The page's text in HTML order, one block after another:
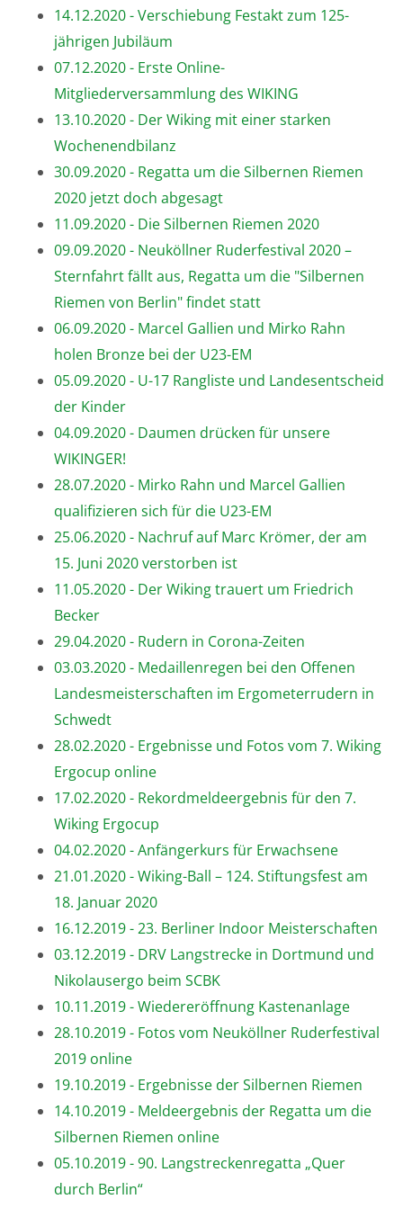
14.12.2020 - Verschiebung Festakt zum 125-
jährigen Jubiläum
07.12.2020 - Erste Online-
Mitgliederversammlung des WIKING
13.10.2020 - Der Wiking mit einer starken
Wochenendbilanz
30.09.2020 - Regatta um die Silbernen Riemen
2020 jetzt doch abgesagt
11.09.2020 - Die Silbernen Riemen 2020
09.09.2020 - Neuköllner Ruderfestival 2020 –
Sternfahrt fällt aus, Regatta um die "Silbernen
Riemen von Berlin" findet statt
06.09.2020 - Marcel Gallien und Mirko Rahn
holen Bronze bei der U23-EM
05.09.2020 - U-17 Rangliste und Landesentscheid
der Kinder
04.09.2020 - Daumen drücken für unsere
WIKINGER!
28.07.2020 - Mirko Rahn und Marcel Gallien
qualifizieren sich für die U23-EM
25.06.2020 - Nachruf auf Marc Krömer, der am
15. Juni 2020 verstorben ist
11.05.2020 - Der Wiking trauert um Friedrich
Becker
29.04.2020 - Rudern in Corona-Zeiten
03.03.2020 - Medaillenregen bei den Offenen
Landesmeisterschaften im Ergometerrudern in
Schwedt
28.02.2020 - Ergebnisse und Fotos vom 7. Wiking
Ergocup online
17.02.2020 - Rekordmeldeergebnis für den 7.
Wiking Ergocup
04.02.2020 - Anfängerkurs für Erwachsene
21.01.2020 - Wiking-Ball – 124. Stiftungsfest am
18. Januar 2020
16.12.2019 - 23. Berliner Indoor Meisterschaften
03.12.2019 - DRV Langstrecke in Dortmund und
Nikolausergo beim SCBK
10.11.2019 - Wiedereröffnung Kastenanlage
28.10.2019 - Fotos vom Neuköllner Ruderfestival
2019 online
19.10.2019 - Ergebnisse der Silbernen Riemen
14.10.2019 - Meldeergebnis der Regatta um die
Silbernen Riemen online
05.10.2019 - 90. Langstreckenregatta „Quer
durch Berlin“